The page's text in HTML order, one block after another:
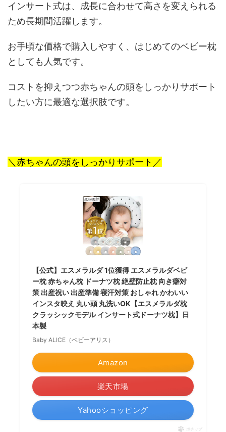
インサート式は、成長に合わせて高さを変えられる
ため長期間活躍します。
お手頃な価格で購入しやすく、はじめてのベビー枕
としても人気です。
コストを抑えつつ赤ちゃんの頭をしっかりサポート
したい方に最適な選択肢です。
＼赤ちゃんの頭をしっかりサポート／
【公式】エスメラルダ 1位獲得 エスメラルダベビ
ー枕 赤ちゃん枕 ドーナツ枕 絶壁防止枕 向き癖対
策 出産祝い 出産準備 寝汗対策 おしゃれ かわいい
インスタ映え 丸い頭 丸洗いOK【エスメラルダ枕
クラッシックモデル インサート式ドーナツ枕】日
本製
Baby ALICE（ベビーアリス）
Amazon
楽天市場
Yahooショッピング
ポチップ